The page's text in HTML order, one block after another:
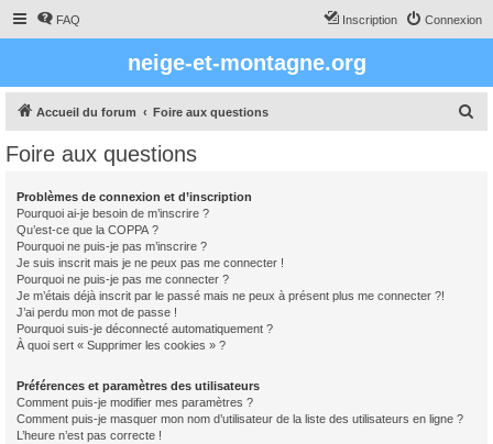
FAQ Connexion
Inscription
neige-et-montagne.org
Accueil du forum Foire aux questions
Foire aux questions
Problèmes de connexion et d’inscription
Pourquoi ai-je besoin de m’inscrire ?
Qu’est-ce que la COPPA ?
Pourquoi ne puis-je pas m’inscrire ?
Je suis inscrit mais je ne peux pas me connecter !
Pourquoi ne puis-je pas me connecter ?
Je m’étais déjà inscrit par le passé mais ne peux à présent plus me connecter ?!
J’ai perdu mon mot de passe !
Pourquoi suis-je déconnecté automatiquement ?
À quoi sert « Supprimer les cookies » ?
Préférences et paramètres des utilisateurs
Comment puis-je modifier mes paramètres ?
Comment puis-je masquer mon nom d’utilisateur de la liste des utilisateurs en ligne ?
L’heure n’est pas correcte !